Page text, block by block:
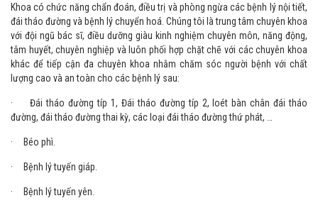
Khoa có chức năng chẩn đoán, điều trị và phòng ngừa các bệnh lý nội tiết,
đái tháo đường và bệnh lý chuyển hoá. Chúng tôi là trung tâm chuyên khoa
với đội ngũ bác sĩ, điều dưỡng giàu kinh nghiệm chuyên môn, năng động,
tâm huyết, chuyên nghiệp và luôn phối hợp chặt chẽ với các chuyên khoa
khác để tiếp cận đa chuyên khoa nhằm chăm sóc người bệnh với chất
lượng cao và an toàn cho các bệnh lý sau:
· Đái tháo đường típ 1, Đái tháo đường típ 2, loét bàn chân đái tháo
đường, đái tháo đường thai kỳ, các loại đái tháo đường thứ phát, …
· Béo phì.
· Bệnh lý tuyến giáp.
· Bệnh lý tuyến yên.